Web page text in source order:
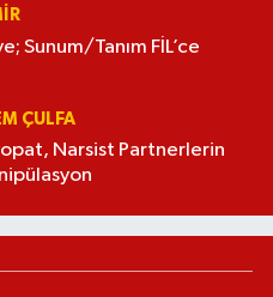
Sunum/Tanım FİL’ce
ÇULFA
Narsist Partnerlerin